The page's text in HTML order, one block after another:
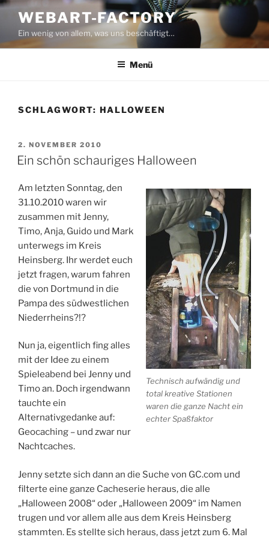
Zum
Inhalt
springen
WEBART-FACTORY
Ein wenig von allem, was uns beschäftigt…
Menü
SCHLAGWORT: HALLOWEEN
VERÖFFENTLICHT
AM
2. NOVEMBER 2010
Ein schön schauriges Halloween
Technisch aufwändig und
total kreative Stationen
waren die ganze Nacht ein
echter Spaßfaktor
Am letzten Sonntag, den
31.10.2010 waren wir
zusammen mit Jenny,
Timo, Anja, Guido und Mark
unterwegs im Kreis
Heinsberg. Ihr werdet euch
jetzt fragen, warum fahren
die von Dortmund in die
Pampa des südwestlichen
Niederrheins?!?
Nun ja, eigentlich fing alles
mit der Idee zu einem
Spieleabend bei Jenny und
Timo an. Doch irgendwann
tauchte ein
Alternativgedanke auf:
Geocaching – und zwar nur
Nachtcaches.
Jenny setzte sich dann an die Suche von GC.com und
filterte eine ganze Cacheserie heraus, die alle
„Halloween 2008“ oder „Halloween 2009“ im Namen
trugen und vor allem alle aus dem Kreis Heinsberg
stammten. Es stellte sich heraus, dass jetzt zum 6. Mal